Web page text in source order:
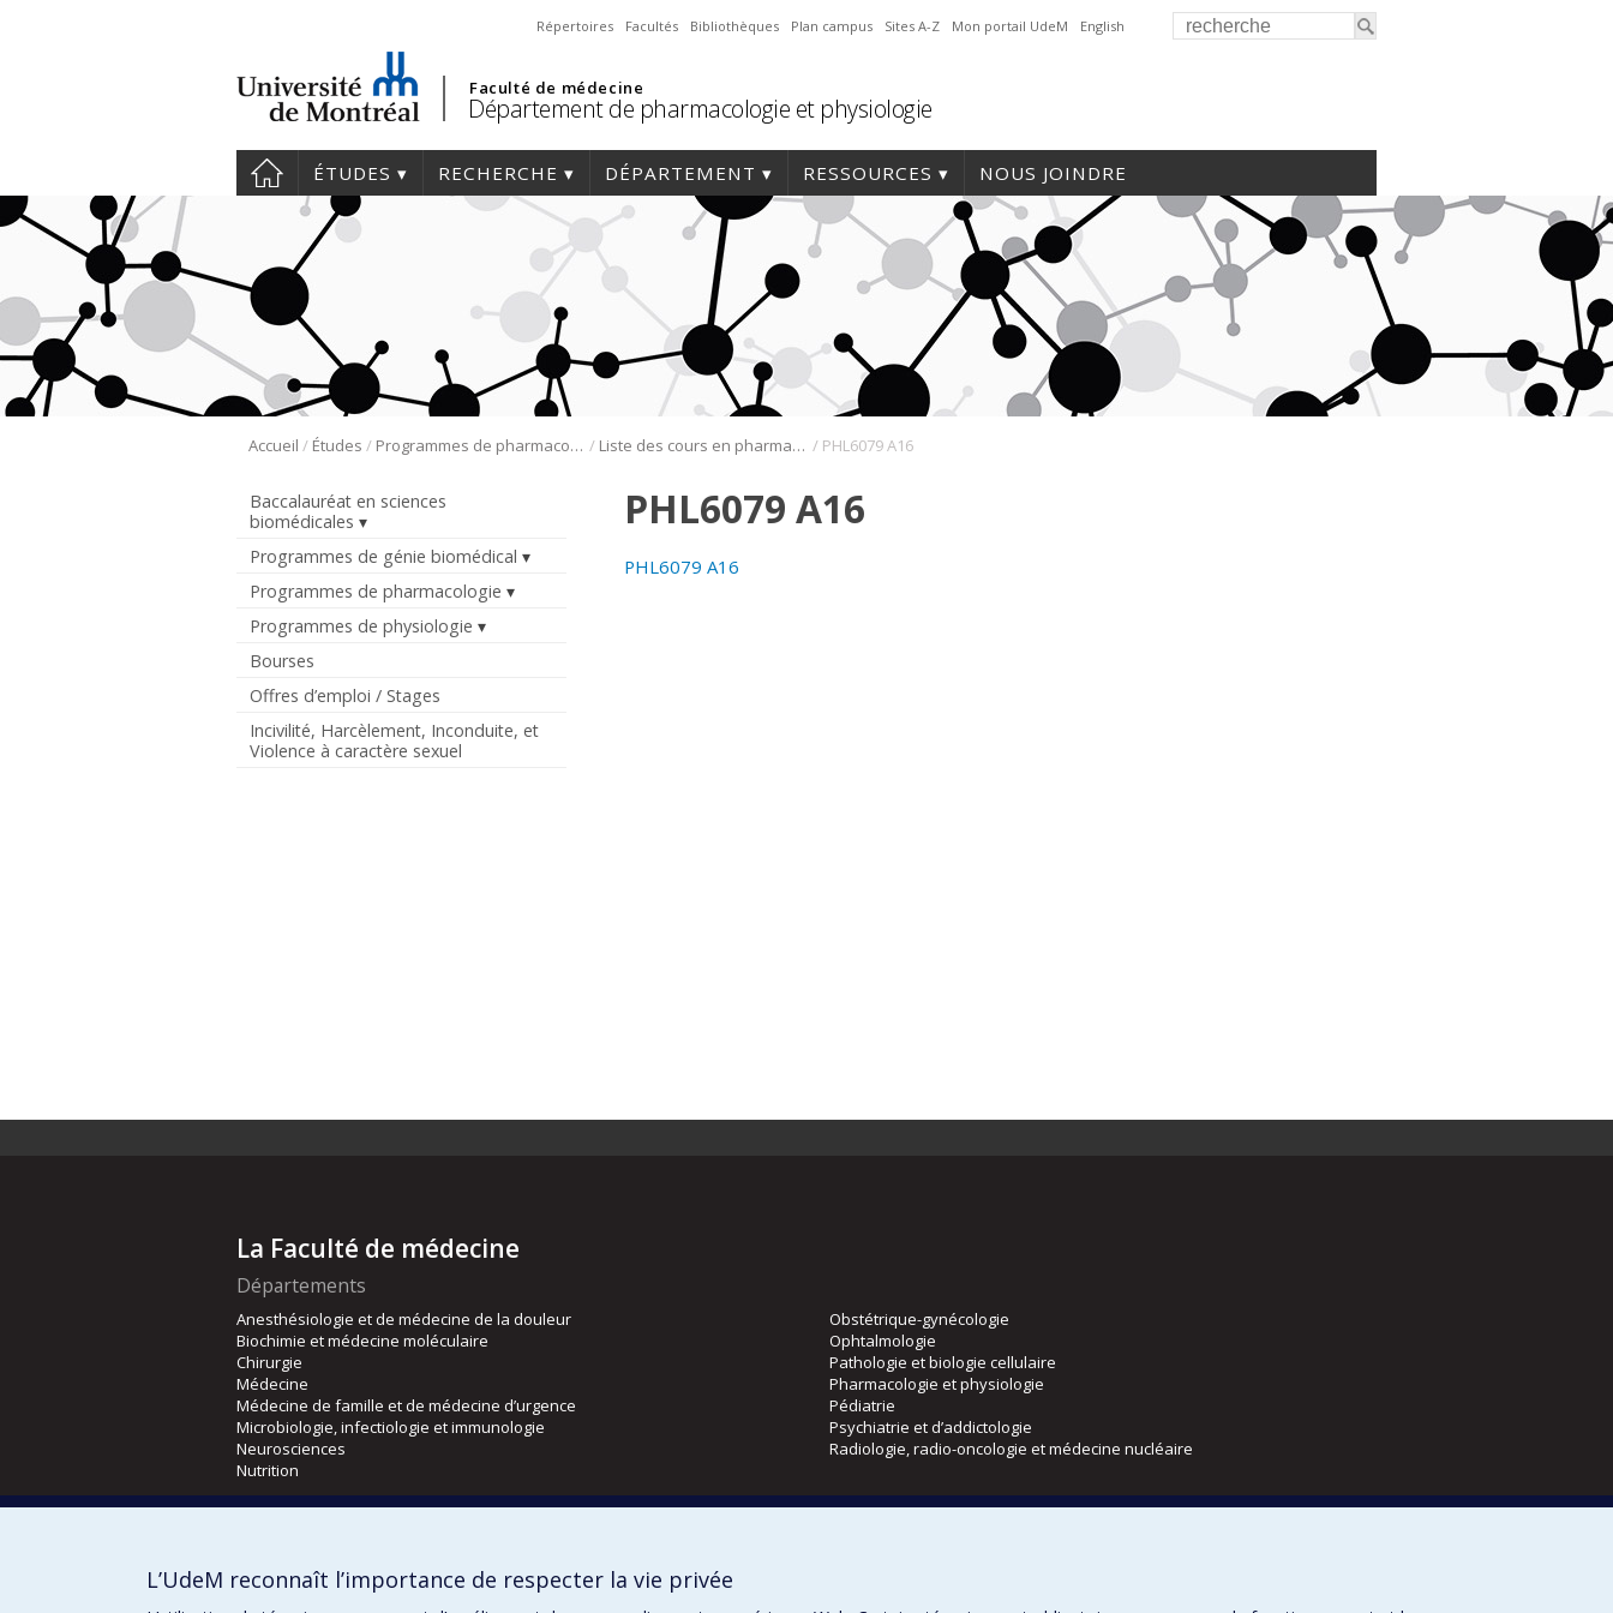
Répertoires Facultés Bibliothèques Plan campus Sites A-Z Mon portail UdeM English
Faculté de médecine
Département de pharmacologie et physiologie
ÉTUDES RECHERCHE DÉPARTEMENT RESSOURCES NOUS JOINDRE
Accueil / Études / Programmes de pharmacologie / Liste des cours en pharmacologie / PHL6079 A16
Baccalauréat en sciences
biomédicales
Programmes de génie biomédical
Programmes de pharmacologie
Programmes de physiologie
Bourses
Offres d’emploi / Stages
Incivilité, Harcèlement, Inconduite, et
Violence à caractère sexuel
PHL6079 A16
PHL6079 A16
La Faculté de médecine
Départements
Anesthésiologie et de médecine de la douleur
Biochimie et médecine moléculaire
Chirurgie
Médecine
Médecine de famille et de médecine d’urgence
Microbiologie, infectiologie et immunologie
Neurosciences
Nutrition
Obstétrique-gynécologie
Ophtalmologie
Pathologie et biologie cellulaire
Pharmacologie et physiologie
Pédiatrie
Psychiatrie et d’addictologie
Radiologie, radio-oncologie et médecine nucléaire
Orthophonie et audiologie
L’UdeM reconnaît l’importance de respecter la vie privée